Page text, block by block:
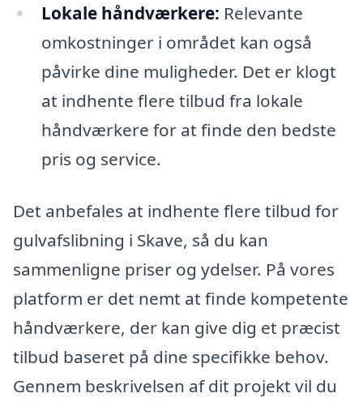
Lokale håndværkere: Relevante
omkostninger i området kan også
påvirke dine muligheder. Det er klogt
at indhente flere tilbud fra lokale
håndværkere for at finde den bedste
pris og service.
Det anbefales at indhente flere tilbud for
gulvafslibning i Skave, så du kan
sammenligne priser og ydelser. På vores
platform er det nemt at finde kompetente
håndværkere, der kan give dig et præcist
tilbud baseret på dine specifikke behov.
Gennem beskrivelsen af dit projekt vil du